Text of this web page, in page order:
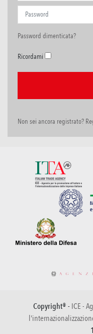
Password dimenticata?
Ricordami
Non sei ancora registrato?
Copyright® - ICE -